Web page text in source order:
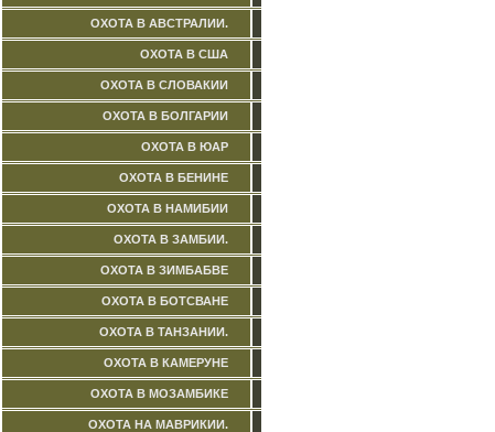
ОХОТА В АВСТРАЛИИ.
ОХОТА В США
ОХОТА В СЛОВАКИИ
ОХОТА В БОЛГАРИИ
ОХОТА В ЮАР
ОХОТА В БЕНИНЕ
ОХОТА В НАМИБИИ
ОХОТА В ЗАМБИИ.
ОХОТА В ЗИМБАБВЕ
ОХОТА В БОТСВАНЕ
ОХОТА В ТАНЗАНИИ.
ОХОТА В КАМЕРУНЕ
ОХОТА В МОЗАМБИКЕ
ОХОТА НА МАВРИКИИ.